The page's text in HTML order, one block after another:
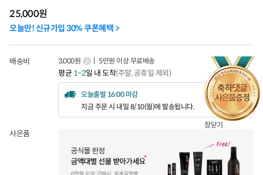
창닫기
25,000원
오늘만! 신규가입 30% 쿠폰혜택 >
배송비 3,000원 ㅣ 5만원 이상 무료배송
평균1~2일 내 도착(주말, 공휴일 제외)
오늘출발 16:00 마감
지금 주문 시 내일 8/10(월)에 발송됩니다.
사은품